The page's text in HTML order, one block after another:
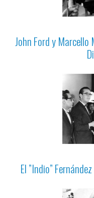
John Ford y
El ”Indio”